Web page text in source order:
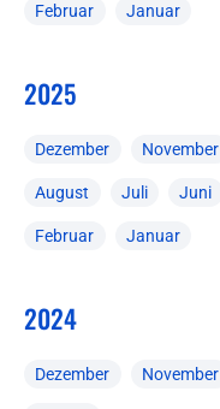
Februar Januar
2025
Dezember November
August Juli Juni
Februar Januar
2024
Dezember November